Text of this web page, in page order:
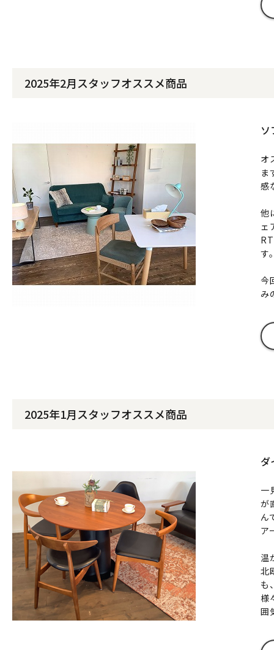
2025年2月スタッフオススメ商品
オ
ま
感
他
ェ
す
今
み
2025年1月スタッフオススメ商品
ダ
一
が
ん
ア
温
北
も
様
囲